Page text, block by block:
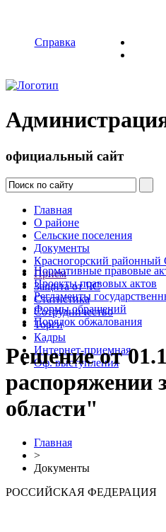
Справка
официальный сайт
Главная
О районе
Сельские поселения
Документы
Красногорский районный
Прием
Защита от ЧС
Статистика
Сотрудничество
Торги
Кадры
Интернет-приемная
Оф. выступления
Нормативные правовые
Проекты правовых актов
Регламенты
Формы обращений
Порядок обжалования
Решение от
распоряжении
области"
Главная
>
Документы
РОССИЙСКАЯ ФЕДЕРАЦИЯ